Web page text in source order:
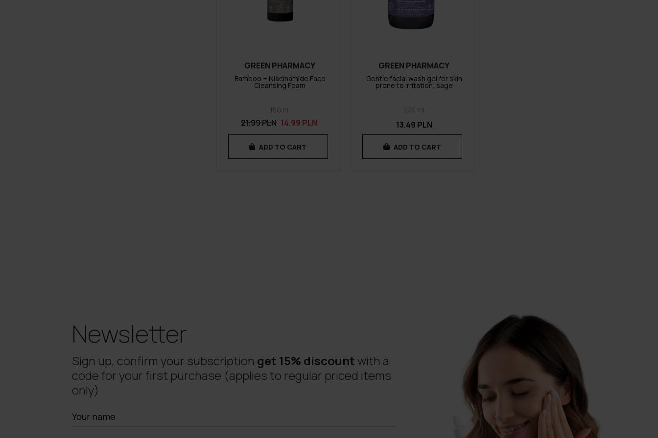
GREEN PHARMACY
Bamboo + Niacinamide Face
Cleansing Foam
150 ml
21.99 PLN 14.99 PLN
ADD TO CART
GREEN PHARMACY
Gentle facial wash gel for skin
prone to irritation, sage
270 ml
13.49 PLN
ADD TO CART
Newsletter
Sign up, confirm your subscription get 15% discount with a
code for your first purchase (applies to regular priced items
only)